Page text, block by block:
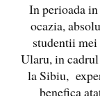
In perioada
ocazia,
studentii
Ularu, in
la Sibiu,
benefica